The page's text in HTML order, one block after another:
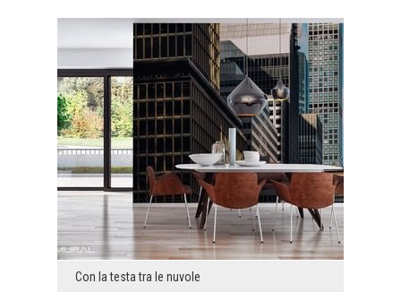
Con la testa tra le nuvole